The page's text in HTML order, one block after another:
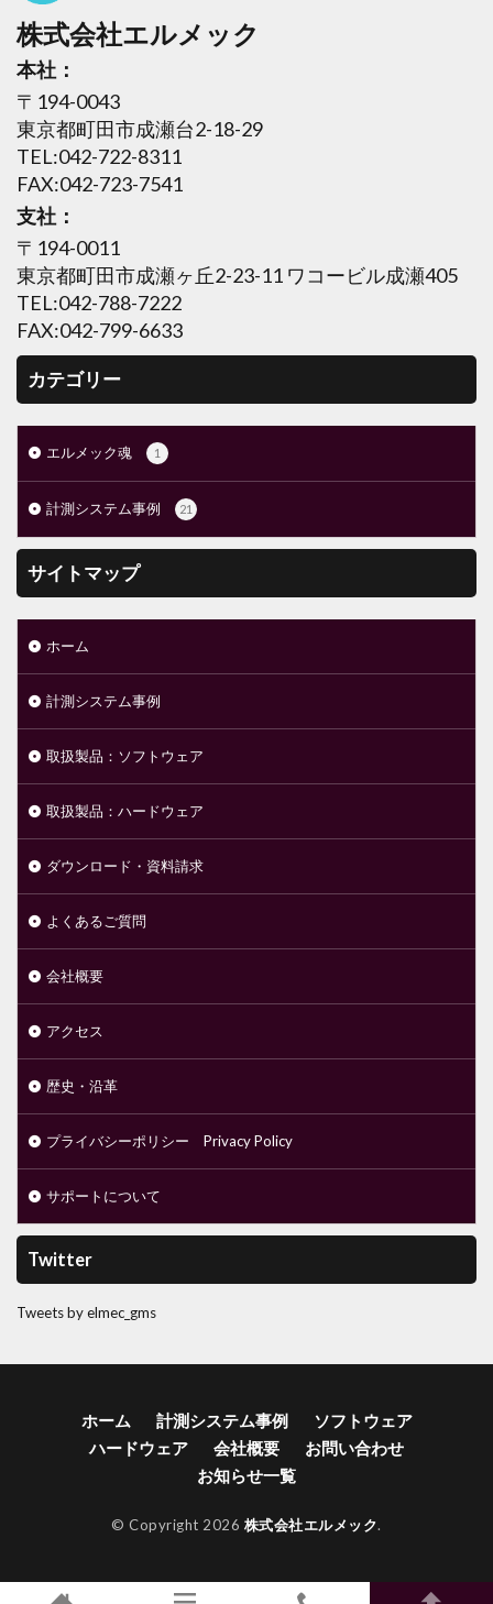
株式会社エルメック
本社：
〒194-0043
東京都町田市成瀬台2-18-29
TEL:042-722-8311
FAX:042-723-7541
支社：
〒194-0011
東京都町田市成瀬ヶ丘2-23-11 ワコービル成瀬405
TEL:042-788-7222
FAX:042-799-6633
カテゴリー
エルメック魂 1
計測システム事例 21
サイトマップ
ホーム
計測システム事例
取扱製品：ソフトウェア
取扱製品：ハードウェア
ダウンロード・資料請求
よくあるご質問
会社概要
アクセス
歴史・沿革
プライバシーポリシー Privacy Policy
サポートについて
Twitter
Tweets by elmec_gms
ホーム 計測システム事例
ソフトウェア
ハードウェア
会社概要
お問い合わせ
お知らせ一覧
© Copyright 2026 株式会社エルメック.